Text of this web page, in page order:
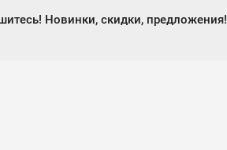
Новинки, скидки, предложения!